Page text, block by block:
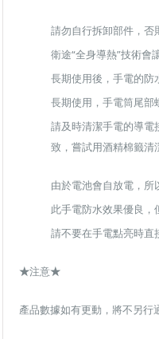
【翔準AOG】冰鼠電動脈衝水槍
發兒童戲水夏日玩具水戰神器水
NT$ 元
加入購物車
綠雷射戰術燈 B1AXG 750流明
NT$2850元 NT$ 元
請勿自行拆卸部件，否
衛途“全身導熱”技術會
長期使用後，手電的防
長期使用，手電筒尾部
請及時清潔手電的導電
致， 嘗試用酒精棉籤清
由於電池會自放電，所
此手電防水效果優良，
請不要在手電點亮時直
★注意★
產品數據如有更動，將不另行